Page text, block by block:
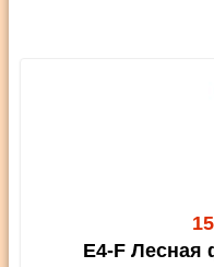
E4-F Лесная